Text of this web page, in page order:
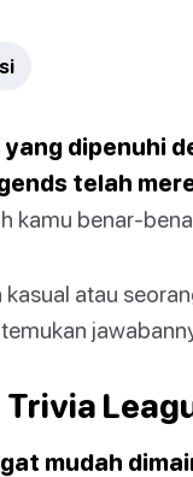
yang dipenuhi
telah
kamu benar-
atau
mudah